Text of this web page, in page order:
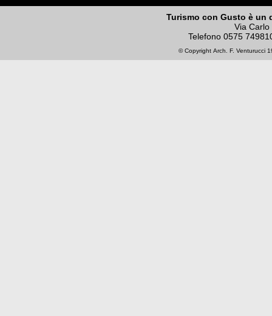
Turismo con Gusto è un
Via
Telefono 0575
© Copyright Arch. F. Venturucci